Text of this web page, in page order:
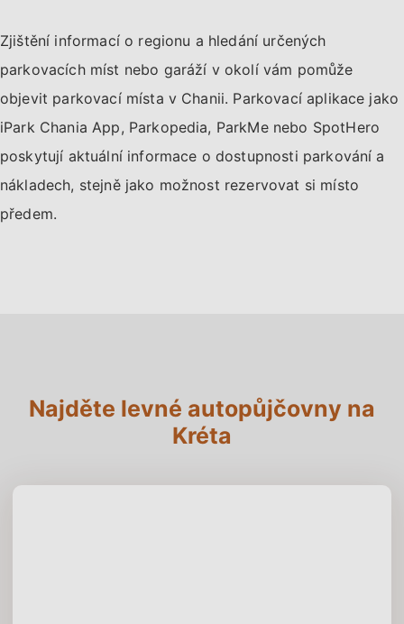
Zjištění informací o regionu a hledání určených
parkovacích míst nebo garáží v okolí vám pomůže
objevit parkovací místa v Chanii. Parkovací aplikace jako
iPark Chania App, Parkopedia, ParkMe nebo SpotHero
poskytují aktuální informace o dostupnosti parkování a
nákladech, stejně jako možnost rezervovat si místo
předem.
Najděte levné autopůjčovny na
Kréta